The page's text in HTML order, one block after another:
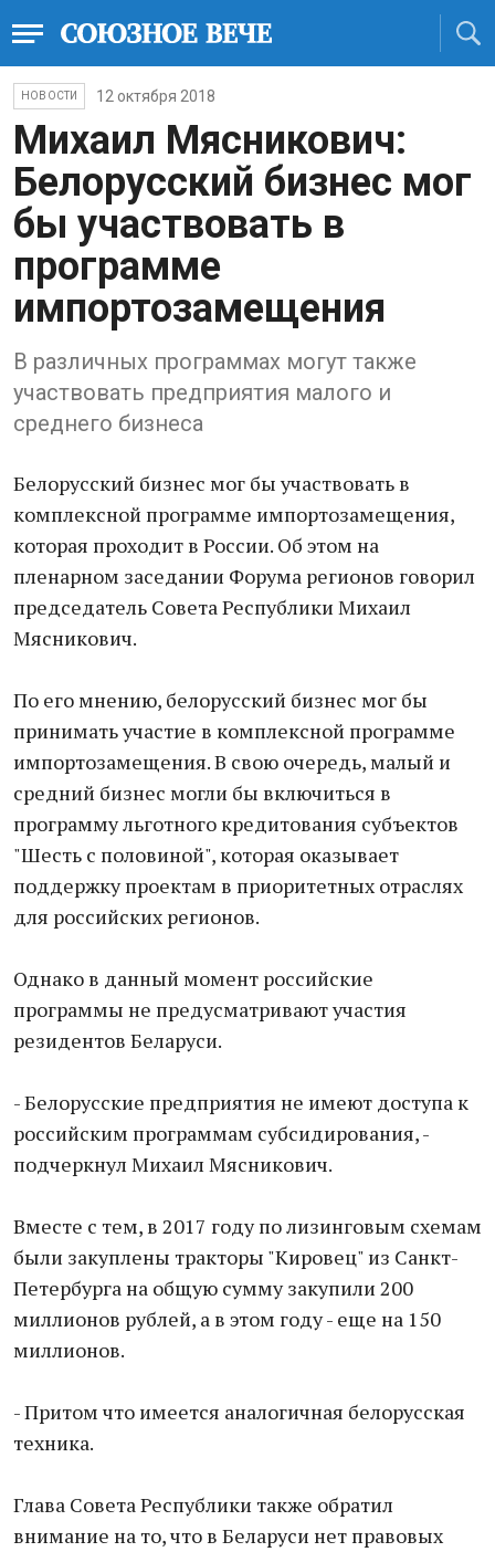
НОВОСТИ 12 октября 2018
Михаил Мясникович:
Белорусский бизнес мог
бы участвовать в
программе
импортозамещения
В различных программах могут также
участвовать предприятия малого и
среднего бизнеса
Белорусский бизнес мог бы участвовать в
комплексной программе импортозамещения,
которая проходит в России. Об этом на
пленарном заседании Форума регионов говорил
председатель Совета Республики Михаил
Мясникович.
По его мнению, белорусский бизнес мог бы
принимать участие в комплексной программе
импортозамещения. В свою очередь, малый и
средний бизнес могли бы включиться в
программу льготного кредитования субъектов
"Шесть с половиной", которая оказывает
поддержку проектам в приоритетных отраслях
для российских регионов.
Однако в данный момент российские
программы не предусматривают участия
резидентов Беларуси.
- Белорусские предприятия не имеют доступа к
российским программам субсидирования, -
подчеркнул Михаил Мясникович.
Вместе с тем, в 2017 году по лизинговым схемам
были закуплены тракторы "Кировец" из Санкт-
Петербурга на общую сумму закупили 200
миллионов рублей, а в этом году - еще на 150
миллионов.
- Притом что имеется аналогичная белорусская
техника.
Глава Совета Республики также обратил
внимание на то, что в Беларуси нет правовых